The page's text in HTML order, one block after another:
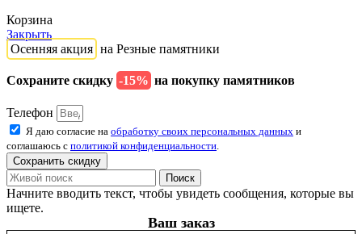
Корзина
Закрыть
Осенняя акция на Резные памятники
Сохраните скидку -15% на покупку памятников
Телефон
Я даю согласие на обработку своих персональных данных и
соглашаюсь с политикой конфиденциальности.
Сохранить скидку
Поиск
Начните вводить текст, чтобы увидеть сообщения, которые вы
ищете.
Ваш заказ